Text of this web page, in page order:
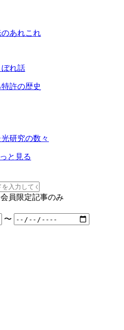
あれこれ
れ話
許の歴史
研究の数々
と見る
会員限定記事のみ
〜